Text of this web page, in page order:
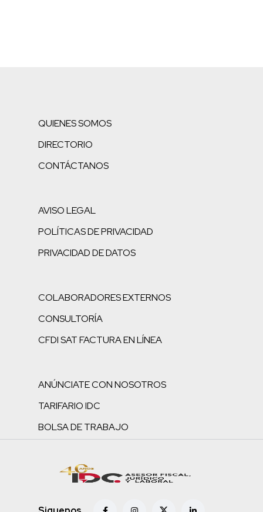
QUIENES SOMOS
DIRECTORIO
CONTÁCTANOS
AVISO LEGAL
POLÍTICAS DE PRIVACIDAD
PRIVACIDAD DE DATOS
COLABORADORES EXTERNOS
CONSULTORÍA
CFDI SAT FACTURA EN LÍNEA
ANÚNCIATE CON NOSOTROS
TARIFARIO IDC
BOLSA DE TRABAJO